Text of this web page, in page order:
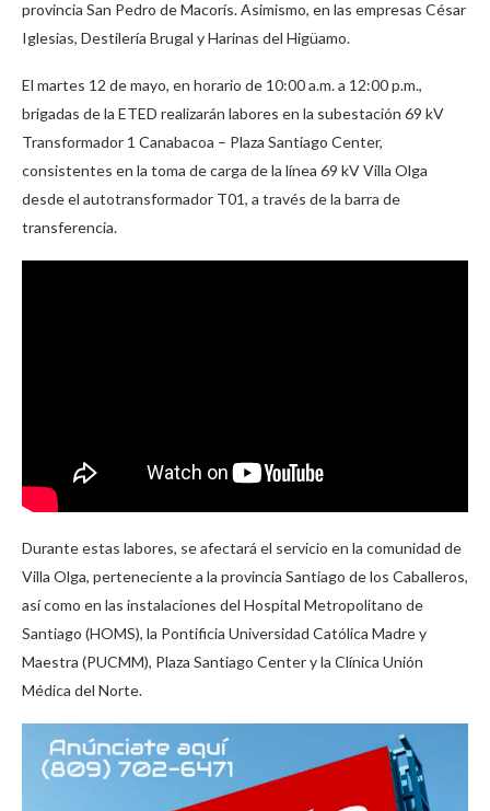
provincia San Pedro de Macorís. Asimismo, en las empresas César
Iglesias, Destilería Brugal y Harinas del Higüamo.
El martes 12 de mayo, en horario de 10:00 a.m. a 12:00 p.m.,
brigadas de la ETED realizarán labores en la subestación 69 kV
Transformador 1 Canabacoa – Plaza Santiago Center,
consistentes en la toma de carga de la línea 69 kV Villa Olga
desde el autotransformador T01, a través de la barra de
transferencia.
Durante estas labores, se afectará el servicio en la comunidad de
Villa Olga, perteneciente a la provincia Santiago de los Caballeros,
así como en las instalaciones del Hospital Metropolitano de
Santiago (HOMS), la Pontificia Universidad Católica Madre y
Maestra (PUCMM), Plaza Santiago Center y la Clínica Unión
Médica del Norte.